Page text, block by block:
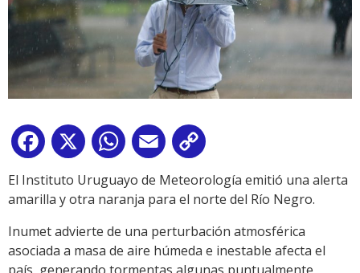
Facebook
X WhatsApp
Email
Link
El Instituto Uruguayo de Meteorología emitió una alerta
amarilla y otra naranja para el norte del Río Negro.
Inumet advierte de una perturbación atmosférica
asociada a masa de aire húmeda e inestable afecta el